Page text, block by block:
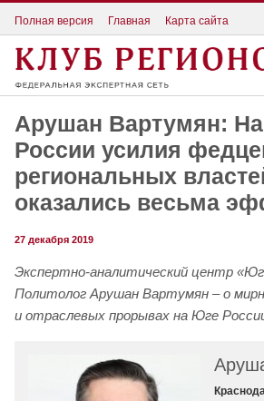
Полная версия Главная Карта сайта
Арушан Вартумян:
России усилия
региональных
оказались весьма
27 декабря 2019
Экспертно-аналитический центр
Политолог Арушан Вартумян – о
и отраслевых прорывах на Юге